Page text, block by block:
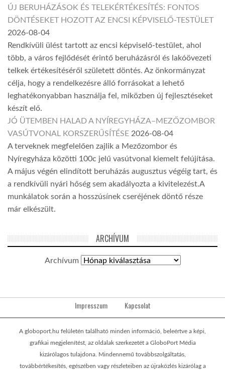
ÚJ BERUHÁZÁSOK ÉS TELEKÉRTÉKESÍTÉS: FONTOS
DÖNTÉSEKET HOZOTT AZ ENCSI KÉPVISELŐ-TESTÜLET
2026-08-04
Rendkívüli ülést tartott az encsi képviselő-testület, ahol
több, a város fejlődését érintő beruházásról és lakóövezeti
telkek értékesítéséről született döntés. Az önkormányzat
célja, hogy a rendelkezésre álló forrásokat a lehető
leghatékonyabban használja fel, miközben új fejlesztéseket
készít elő.
JÓ ÜTEMBEN HALAD A NYÍREGYHÁZA–MEZŐZOMBOR
VASÚTVONAL KORSZERŰSÍTÉSE 2026-08-04
A terveknek megfelelően zajlik a Mezőzombor és
Nyíregyháza közötti 100c jelű vasútvonal kiemelt felújítása.
A május végén elindított beruházás augusztus végéig tart, és
a rendkívüli nyári hőség sem akadályozta a kivitelezést.A
munkálatok során a hosszúsínek cseréjének döntő része
már elkészült.
ARCHÍVUM
Archívum
Impresszum Kapcsolat
A globoport.hu felületén található minden információ, beleértve a képi,
grafikai megjelenítést, az oldalak szerkezetét a GloboPort Média
kizárólagos tulajdona. Mindennemű továbbszolgáltatás,
továbbértékesítés, egészében vagy részleteiben az újraközlés kizárólag a